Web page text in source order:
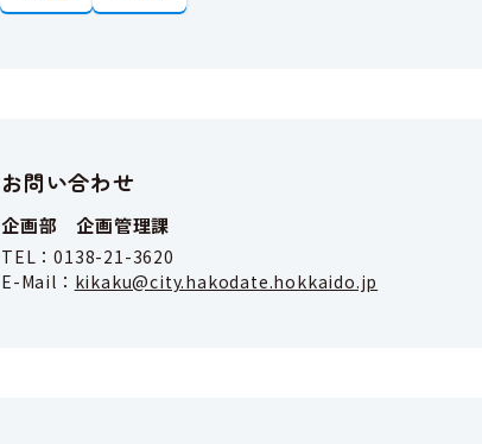
お問い合わせ
企画部 企画管理課
TEL：0138-21-3620
E-Mail： kikaku@city.hakodate.hokkaido.jp